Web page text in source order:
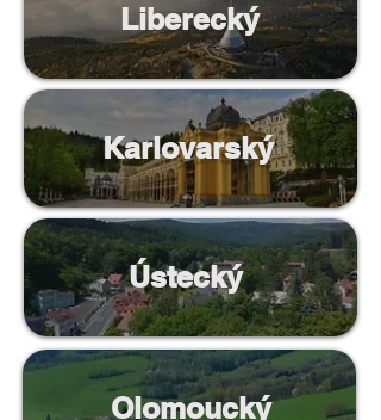
Liberecký
Karlovarský
Olomoucký
Ústecký